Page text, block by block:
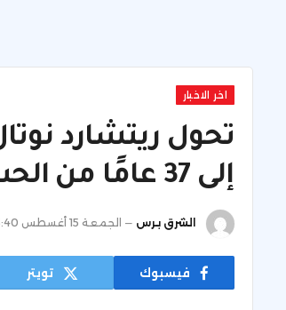
اخر الاخبار
تحول ريتشارد
إلى 37 عامًا من الحب
الشرق برس الجمعة 15 أغسطس 3:40 ص
فيسبوك تويتر